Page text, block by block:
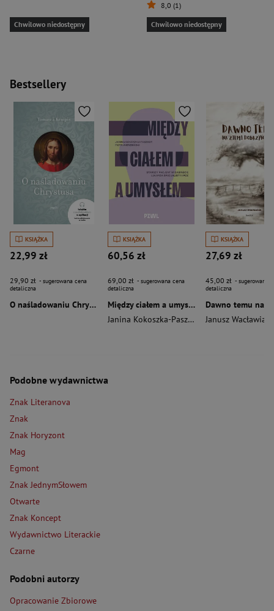
Chwilowo niedostępny
8,0 (1)
Chwilowo niedostępny
Bestsellery
KSIĄŻKA
22,99 zł
29,90 zł - sugerowana cena
detaliczna
O naśladowaniu Chrystusa wyd. 2026
KSIĄŻKA
60,56 zł
69,00 zł - sugerowana cena
detaliczna
Między ciałem a umysłem
Janina Kokoszka-Paszkot
Piotr Wierzbiński
KSIĄŻKA
27,69 zł
45,00 zł - sugerowana
detaliczna
Janusz Wacławiak
Podobne wydawnictwa
Znak Literanova
Znak
Znak Horyzont
Mag
Egmont
Znak JednymSłowem
Otwarte
Znak Koncept
Wydawnictwo Literackie
Czarne
Podobni autorzy
Opracowanie Zbiorowe